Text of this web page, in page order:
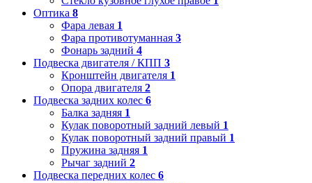
Оптика 8
Фара левая 1
Фара противотуманная 3
Фонарь задний 4
Подвеска двигателя / КПП 3
Кронштейн двигателя 1
Опора двигателя 2
Подвеска задних колес 6
Балка задняя 1
Кулак поворотный задний левый 1
Кулак поворотный задний правый 1
Пружина задняя 1
Рычаг задний 2
Подвеска передних колес 6